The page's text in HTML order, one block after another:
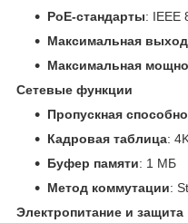
PoE-стандарты: IEEE
Максимальная
Максимальная
Сетевые функции
Пропускная
Кадровая таблица:
Буфер памяти: 1 МБ
Метод коммутации:
Электропитание и защита